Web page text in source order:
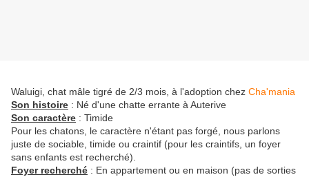
Waluigi, chat mâle tigré de 2/3 mois, à l'adoption chez Cha'mania
Son histoire : Né d'une chatte errante à Auterive
Son caractère : Timide
Pour les chatons, le caractère n'étant pas forgé, nous parlons
juste de sociable, timide ou craintif (pour les craintifs, un foyer
sans enfants est recherché).
Foyer recherché : En appartement ou en maison (pas de sorties